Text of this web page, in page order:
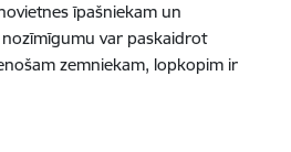
īpašniekam un
var paskaidrot
zemniekam, lopkopim ir